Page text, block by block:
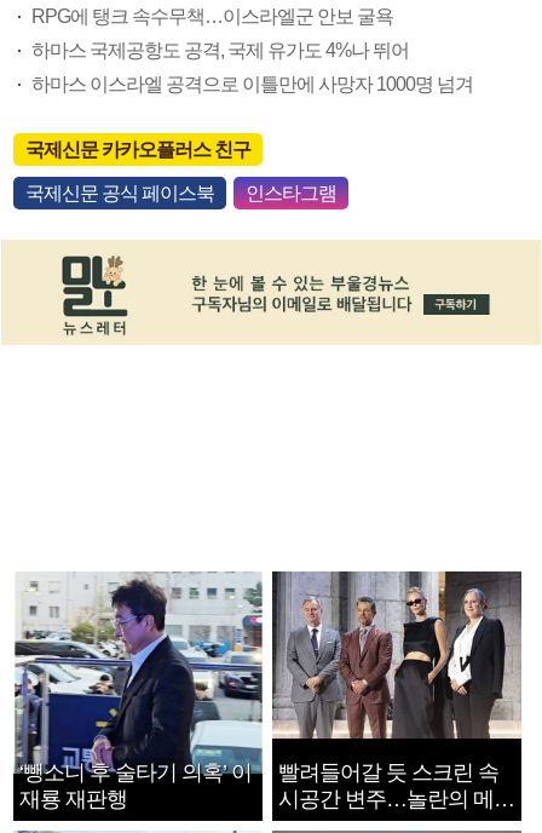
RPG에 탱크 속수무책…이스라엘군 안보 굴욕
하마스 국제공항도 공격, 국제 유가도 4%나 뛰어
하마스 이스라엘 공격으로 이틀만에 사망자 1000명 넘겨
국제신문 카카오플러스 친구
국제신문 공식 페이스북 인스타그램
‘뺑소니 후 술타기 의혹’ 이
재룡 재판행
빨려들어갈 듯 스크린 속
시공간 변주…놀란의 메시
지는 ‘전쟁 속죄’